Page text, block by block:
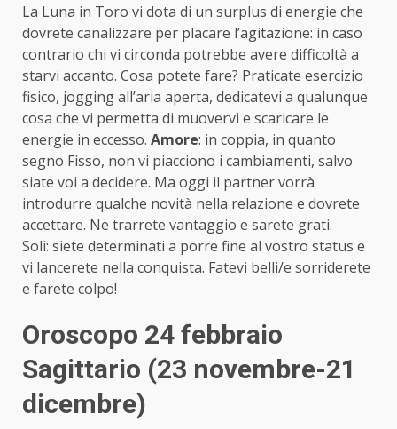
La Luna in Toro vi dota di un surplus di energie che
dovrete canalizzare per placare l’agitazione: in caso
contrario chi vi circonda potrebbe avere difficoltà a
starvi accanto. Cosa potete fare? Praticate esercizio
fisico, jogging all’aria aperta, dedicatevi a qualunque
cosa che vi permetta di muovervi e scaricare le
energie in eccesso. Amore: in coppia, in quanto
segno Fisso, non vi piacciono i cambiamenti, salvo
siate voi a decidere. Ma oggi il partner vorrà
introdurre qualche novità nella relazione e dovrete
accettare. Ne trarrete vantaggio e sarete grati.
Soli: siete determinati a porre fine al vostro status e
vi lancerete nella conquista. Fatevi belli/e sorriderete
e farete colpo!
Oroscopo 24 febbraio
Sagittario (23 novembre-21
dicembre)